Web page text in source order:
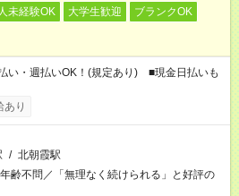
未経験OK 大学生歓迎
ブランクOK
・週払いOK！(規定あり) ■現金日払いも
あり
/ 北朝霞駅
齢不問／「無理なく続けられる」と好評の